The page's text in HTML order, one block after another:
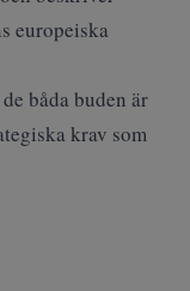
europeiska
båda buden är
krav som